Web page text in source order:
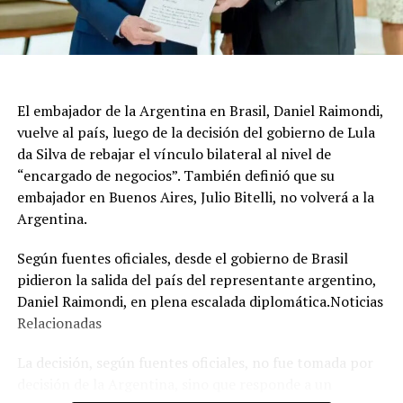
El embajador de la Argentina en Brasil, Daniel Raimondi,
vuelve al país, luego de la decisión del gobierno de Lula
da Silva de rebajar el vínculo bilateral al nivel de
“encargado de negocios”. También definió que su
embajador en Buenos Aires, Julio Bitelli, no volverá a la
Argentina.
Según fuentes oficiales, desde el gobierno de Brasil
pidieron la salida del país del representante argentino,
Daniel Raimondi, en plena escalada diplomática.Noticias
Relacionadas